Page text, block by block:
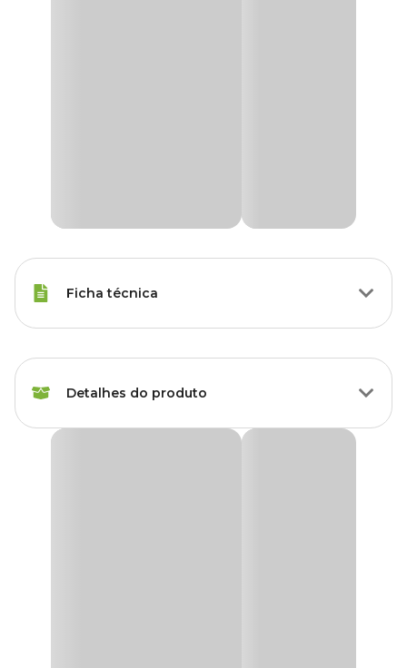
Ficha técnica
Gênero
Detalhes do produto